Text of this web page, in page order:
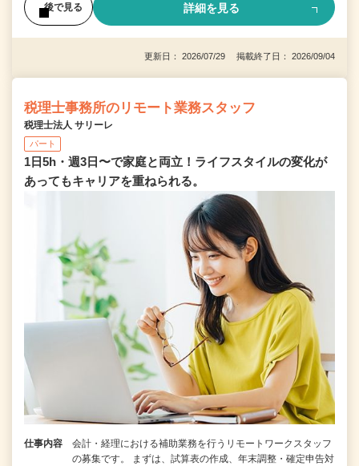
後で見る 詳細を見る
更新日： 2026/07/29 掲載終了日： 2026/09/04
税理士事務所のリモート業務スタッフ
税理士法人 サリーレ
パート
1日5h・週3日〜で家庭と両立！ライフスタイルの変化が
あってもキャリアを重ねられる。
仕事内容
会計・経理における補助業務を行うリモートワークスタッフ
の募集です。 まずは、試算表の作成、年末調整・確定申告対